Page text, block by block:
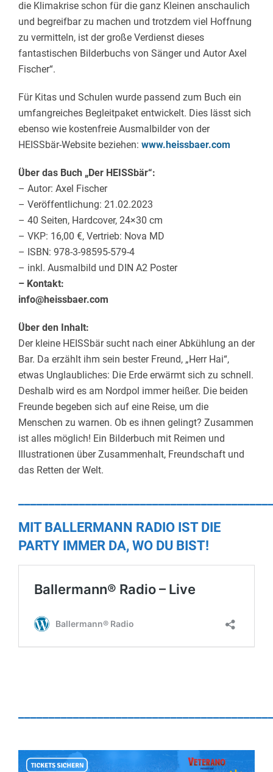
die Klimakrise schon für die ganz Kleinen anschaulich
und begreifbar zu machen und trotzdem viel Hoffnung
zu vermitteln, ist der große Verdienst dieses
fantastischen Bilderbuchs von Sänger und Autor Axel
Fischer“.
Für Kitas und Schulen wurde passend zum Buch ein
umfangreiches Begleitpaket entwickelt. Dies lässt sich
ebenso wie kostenfreie Ausmalbilder von der
HEISSbär-Website beziehen: www.heissbaer.com
Über das Buch „Der HEISSbär“:
– Autor: Axel Fischer
– Veröffentlichung: 21.02.2023
– 40 Seiten, Hardcover, 24×30 cm
– VKP: 16,00 €, Vertrieb: Nova MD
– ISBN: 978-3-98595-579-4
– inkl. Ausmalbild und DIN A2 Poster
– Kontakt:
info@heissbaer.com
Über den Inhalt:
Der kleine HEISSbär sucht nach einer Abkühlung an der
Bar. Da erzählt ihm sein bester Freund, „Herr Hai“,
etwas Unglaubliches: Die Erde erwärmt sich zu schnell.
Deshalb wird es am Nordpol immer heißer. Die beiden
Freunde begeben sich auf eine Reise, um die
Menschen zu warnen. Ob es ihnen gelingt? Zusammen
ist alles möglich! Ein Bilderbuch mit Reimen und
Illustrationen über Zusammenhalt, Freundschaft und
das Retten der Welt.
MIT BALLERMANN RADIO IST DIE
PARTY IMMER DA, WO DU BIST!